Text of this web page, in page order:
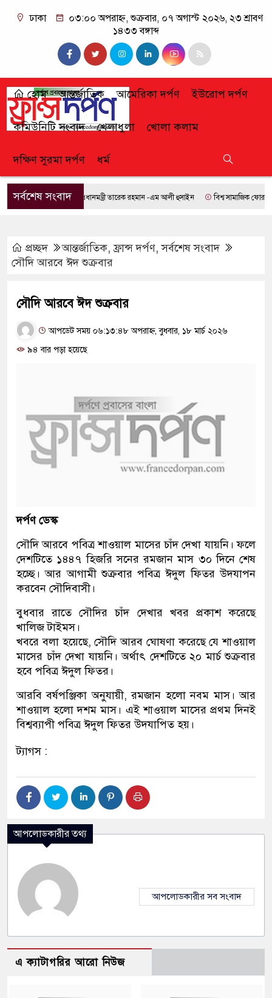
ঢাকা
০৩:০০ অপরাহ্ন, শুক্রবার, ০৭ অগাস্ট ২০২৬, ২৩ শ্রাবণ
১৪৩৩ বঙ্গাব্দ
হোম আন্তর্জাতিক আমেরিকা দর্পণ ইউরোপ দর্পণ
কমিউনিটি সংবাদ খেলাধুলা খোলা কলাম
দক্ষিণ সুরমা দর্পণ ধর্ম
সর্বশেষ সংবাদপ্রধানমন্ত্রী তারেক রহমান -এম আলী হুসাইন বিশ্ব সামাজিক ফোরামে
প্রচ্ছদ আন্তর্জাতিক,ফ্রান্স দর্পণ,সর্বশেষ সংবাদ
সৌদি আরবে ঈদ শুক্রবার
সৌদি আরবে ঈদ শুক্রবার
আপডেট সময় ০৬:১৩:৪৮ অপরাহ্ন, বুধবার, ১৮ মার্চ ২০২৬
৯৪ বার পড়া হয়েছে
দর্পণ ডেস্ক
সৌদি আরবে পবিত্র শাওয়াল মাসের চাঁদ দেখা যায়নি। ফলে
দেশটিতে ১৪৪৭ হিজরি সনের রমজান মাস ৩০ দিনে শেষ
হচ্ছে। আর আগামী শুক্রবার পবিত্র ঈদুল ফিতর উদযাপন
করবেন সৌদিবাসী।
বুধবার রাতে সৌদির চাঁদ দেখার খবর প্রকাশ করেছে
খালিজ টাইমস।
খবরে বলা হয়েছে, সৌদি আরব ঘোষণা করেছে যে শাওয়াল
মাসের চাঁদ দেখা যায়নি। অর্থাৎ দেশটিতে ২০ মার্চ শুক্রবার
হবে পবিত্র ঈদুল ফিতর।
আরবি বর্ষপঞ্জিকা অনুযায়ী, রমজান হলো নবম মাস। আর
শাওয়াল হলো দশম মাস। এই শাওয়াল মাসের প্রথম দিনই
বিশ্বব্যাপী পবিত্র ঈদুল ফিতর উদযাপিত হয়।
ট্যাগস :
আপলোডকারীর তথ্য
আপলোডকারীর সব সংবাদ
এ ক্যাটাগরির আরো নিউজ